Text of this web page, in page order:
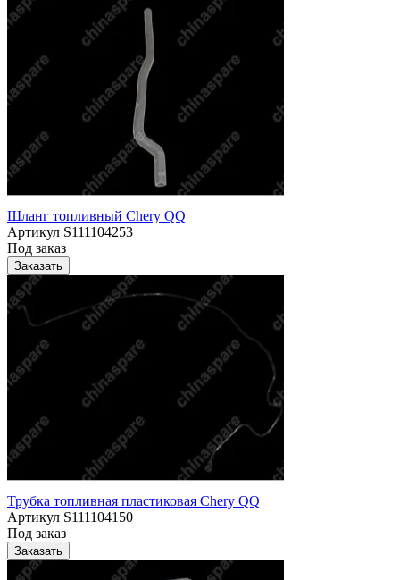
Шланг топливный Chery QQ
Артикул S111104253
Под заказ
Заказать
Трубка топливная пластиковая Chery QQ
Артикул S111104150
Под заказ
Заказать